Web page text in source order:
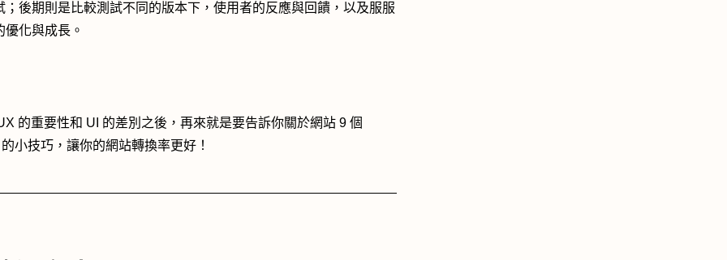
；後期則是比較測試不同的版本下，使用者的反應與回饋，以及服服
優化與成長。
的重要性和 UI 的差別之後，再來就是要告訴你關於網站 9 個
小技巧，讓你的網站轉換率更好！